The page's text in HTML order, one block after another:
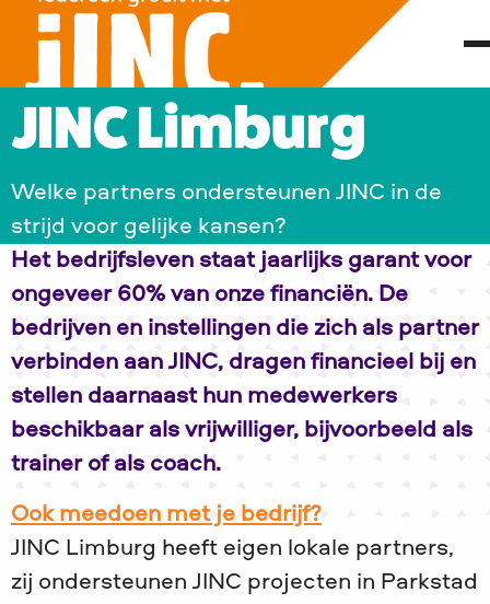
JINC Limburg
Welke partners ondersteunen JINC in de
strijd voor gelijke kansen?
Het bedrijfsleven staat jaarlijks garant voor
ongeveer 60% van onze financiën. De
bedrijven en instellingen die zich als partner
verbinden aan JINC, dragen financieel bij en
stellen daarnaast hun medewerkers
beschikbaar als vrijwilliger, bijvoorbeeld als
trainer of als coach.
Ook meedoen met je bedrijf?
JINC Limburg heeft eigen lokale partners,
zij ondersteunen JINC projecten in Parkstad